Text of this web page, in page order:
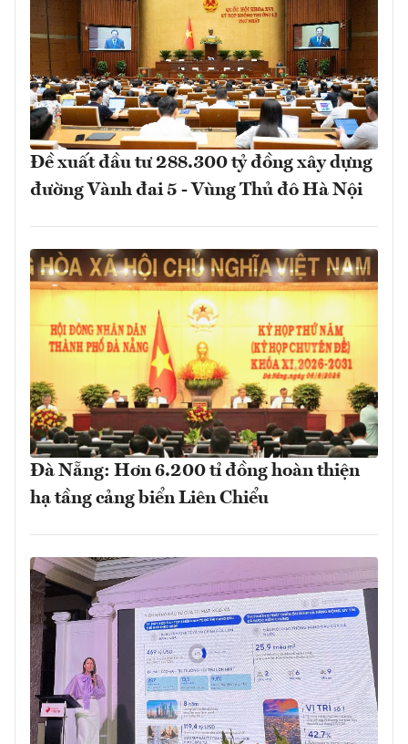
Đề xuất đầu tư 288.300 tỷ đồng xây dựng
đường Vành đai 5 - Vùng Thủ đô Hà Nội
Đà Nẵng: Hơn 6.200 tỉ đồng hoàn thiện
hạ tầng cảng biển Liên Chiểu